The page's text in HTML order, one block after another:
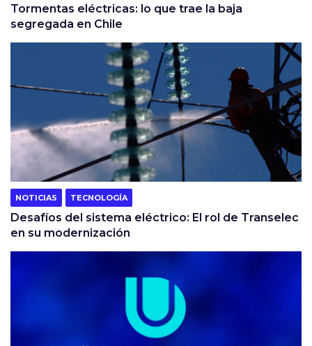
Tormentas eléctricas: lo que trae la baja
segregada en Chile
NOTICIAS TECNOLOGÍA
Desafíos del sistema eléctrico: El rol de Transelec
en su modernización